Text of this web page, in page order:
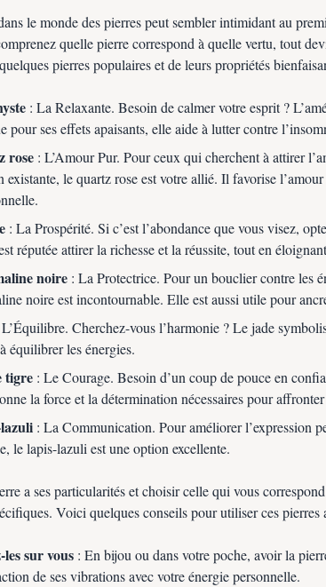
le monde des pierres peut sembler intimidant au
quelle pierre correspond à quelle vertu, tout
pierres populaires et de leurs propriétés
: La Relaxante. Besoin de calmer votre esprit ?
pour ses effets apaisants, elle aide à lutter contre
rose : L’Amour Pur. Pour ceux qui cherchent à attirer
existante, le quartz rose est votre allié. Il favorise
: La Prospérité. Si c’est l’abondance que vous visez,
réputée attirer la richesse et la réussite, tout en
noire : La Protectrice. Pour un bouclier contre les
noire est incontournable. Elle est aussi utile pour
Cherchez-vous l’harmonie ? Le jade
équilibrer les énergies.
: Le Courage. Besoin d’un coup de pouce en
la force et la détermination nécessaires pour
: La Communication. Pour améliorer l’expression
le lapis-lazuli est une option excellente.
a ses particularités et choisir celle qui vous
Voici quelques conseils pour utiliser ces pierres
les sur vous : En bijou ou dans votre poche, avoir la
de ses vibrations avec votre énergie personnelle.